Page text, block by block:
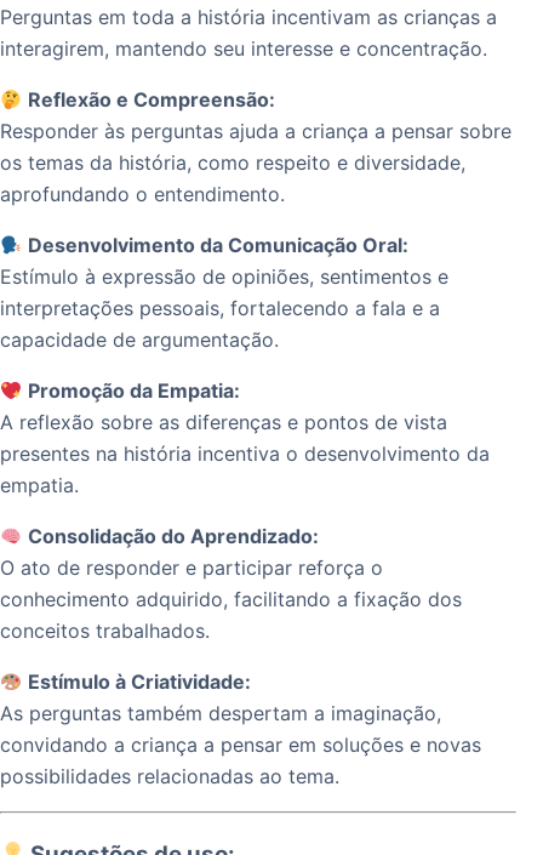
Perguntas em toda a história incentivam as crianças a
interagirem, mantendo seu interesse e concentração.
Reflexão e Compreensão:
Responder às perguntas ajuda a criança a pensar sobre
os temas da história, como respeito e diversidade,
aprofundando o entendimento.
Desenvolvimento da Comunicação Oral:
Estímulo à expressão de opiniões, sentimentos e
interpretações pessoais, fortalecendo a fala e a
capacidade de argumentação.
Promoção da Empatia:
A reflexão sobre as diferenças e pontos de vista
presentes na história incentiva o desenvolvimento da
empatia.
Consolidação do Aprendizado:
O ato de responder e participar reforça o
conhecimento adquirido, facilitando a fixação dos
conceitos trabalhados.
Estímulo à Criatividade:
As perguntas também despertam a imaginação,
convidando a criança a pensar em soluções e novas
possibilidades relacionadas ao tema.